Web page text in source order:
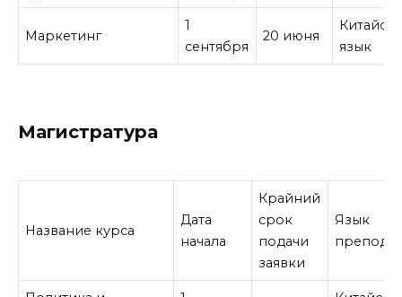
Маркетинг
1
сентября
20 июня
язык
Магистратура
Название курса
Дата
начала
Крайний
срок
подачи
заявки
Язык